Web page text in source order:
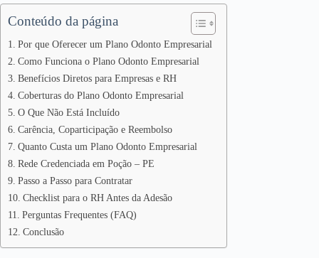
Conteúdo da página
Por que Oferecer um Plano Odonto Empresarial
Como Funciona o Plano Odonto Empresarial
Benefícios Diretos para Empresas e RH
Coberturas do Plano Odonto Empresarial
O Que Não Está Incluído
Carência, Coparticipação e Reembolso
Quanto Custa um Plano Odonto Empresarial
Rede Credenciada em Poção – PE
Passo a Passo para Contratar
Checklist para o RH Antes da Adesão
Perguntas Frequentes (FAQ)
Conclusão